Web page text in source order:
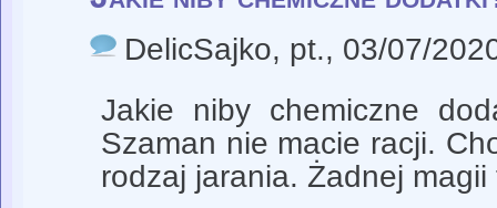
DelicSajko, pt., 03/07/
Jakie niby chemiczne
Szaman nie macie racji.
rodzaj jarania. Żadnej